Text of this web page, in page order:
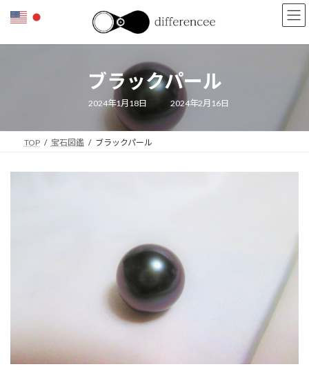
ン
プ
ー
動
ブラックパール
2024年1月18日
最
終
更
新
2024年2月16日
TOP 宝石図鑑 ブラックパール